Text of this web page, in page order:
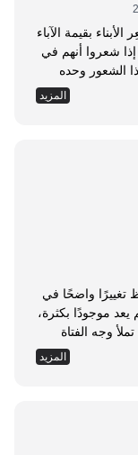
بقيمة الآباء
إذا شعروا أنهم في
الشعور وحده
وكذلك شعوره
بصدق ما يطلبه منه والده من أوامر، وما ينهاه عنه من نواه. لذا،
المزيد
تغييرًا واضحًا في
يعد موجودًا بكثرة،
وجه الفتاة
المزيد